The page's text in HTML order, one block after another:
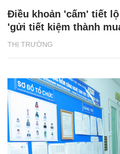
THỊ TRƯỜNG
Điều khoản 'cấm' tiết
'gửi tiết kiệm thành